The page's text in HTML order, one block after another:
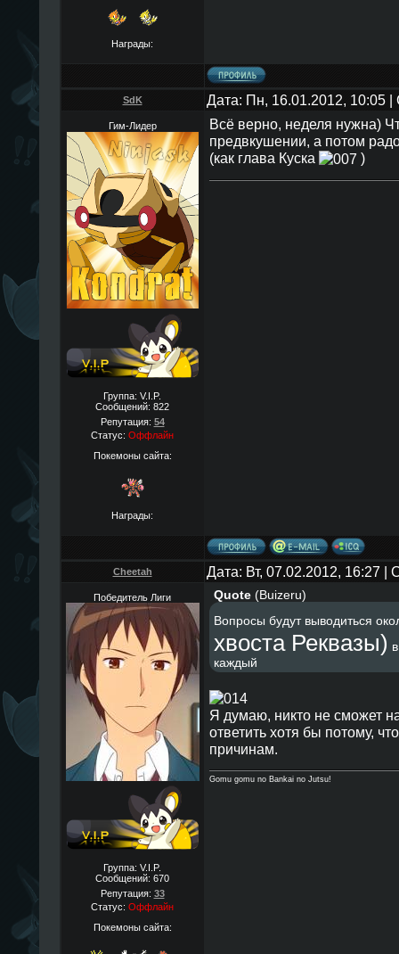
Награды:
SdK Дата: Пн, 16.01.2012, 10:05
Гим-Лидер
Группа: V.I.P.
Сообщений: 822
Репутация: 54
Статус: Оффлайн
Покемоны сайта:
Награды:
Всё верно, неделя нужна)
предвкушении, а потом
(как глава Куска
)
Cheetah Дата: Вт, 07.02.2012, 16:27
Победитель Лиги
Группа: V.I.P.
Сообщений: 670
Репутация: 33
Статус: Оффлайн
Покемоны сайта:
Quote(Buizeru)
Вопросы будут выводиться
хвоста Реквазы)
каждый
Я думаю, никто не сможет
ответить хотя бы потому,
причинам.
Gomu gomu no Bankai no Jutsu!